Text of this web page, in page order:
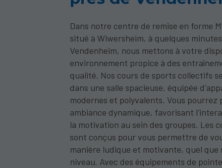
Dans notre centre de remise en forme
situé à Wiwersheim, à quelques
Vendenheim, nous mettons à votre
environnement propice à des
qualité. Nos cours de sports collectifs
dans une salle spacieuse, équipée
modernes et polyvalents. Vous
ambiance dynamique, favorisant
la motivation au sein des groupes. Les
sont conçus pour vous permettre de
manière ludique et motivante, quel que
niveau. Avec des équipements de